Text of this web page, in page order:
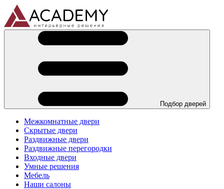
Подбор дверей
Межкомнатные двери
Скрытые двери
Раздвижные двери
Раздвижные перегородки
Входные двери
Умные решения
Мебель
Наши салоны